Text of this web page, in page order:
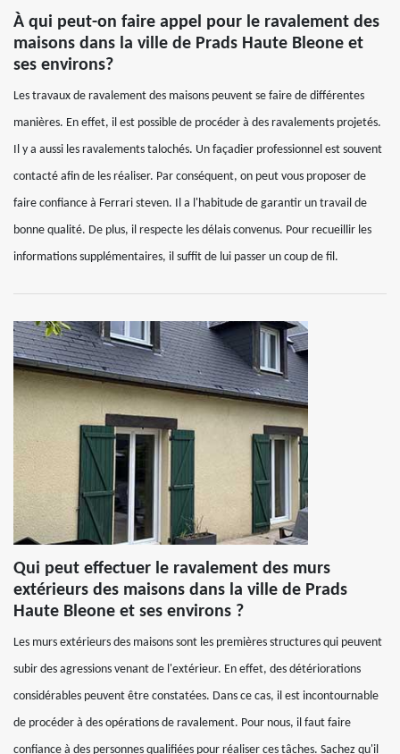
À qui peut-on faire appel pour le ravalement des
maisons dans la ville de Prads Haute Bleone et
ses environs?
Les travaux de ravalement des maisons peuvent se faire de différentes
manières. En effet, il est possible de procéder à des ravalements projetés.
Il y a aussi les ravalements talochés. Un façadier professionnel est souvent
contacté afin de les réaliser. Par conséquent, on peut vous proposer de
faire confiance à Ferrari steven. Il a l'habitude de garantir un travail de
bonne qualité. De plus, il respecte les délais convenus. Pour recueillir les
informations supplémentaires, il suffit de lui passer un coup de fil.
Qui peut effectuer le ravalement des murs
extérieurs des maisons dans la ville de Prads
Haute Bleone et ses environs ?
Les murs extérieurs des maisons sont les premières structures qui peuvent
subir des agressions venant de l'extérieur. En effet, des détériorations
considérables peuvent être constatées. Dans ce cas, il est incontournable
de procéder à des opérations de ravalement. Pour nous, il faut faire
confiance à des personnes qualifiées pour réaliser ces tâches. Sachez qu'il